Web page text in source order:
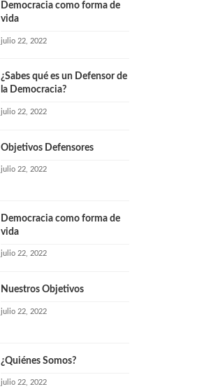
Democracia como forma de
vida
julio 22, 2022
¿Sabes qué es un Defensor de
la Democracia?
julio 22, 2022
Objetivos Defensores
julio 22, 2022
Democracia como forma de
vida
julio 22, 2022
Nuestros Objetivos
julio 22, 2022
¿Quiénes Somos?
julio 22, 2022